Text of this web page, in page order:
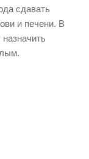
сдавать
и печени. В